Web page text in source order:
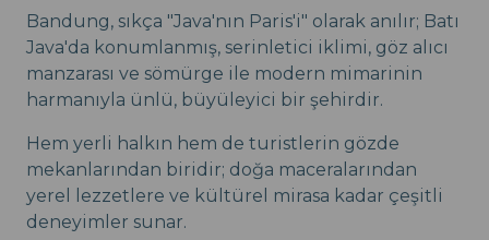
Bandung, sıkça "Java'nın Paris'i" olarak anılır; Batı
Java'da konumlanmış, serinletici iklimi, göz alıcı
manzarası ve sömürge ile modern mimarinin
harmanıyla ünlü, büyüleyici bir şehirdir.
Hem yerli halkın hem de turistlerin gözde
mekanlarından biridir; doğa maceralarından
yerel lezzetlere ve kültürel mirasa kadar çeşitli
deneyimler sunar.